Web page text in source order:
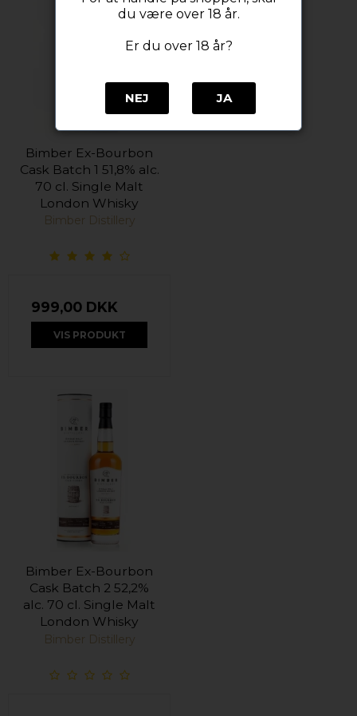
Bimber Ex-Bourbon
Cask Batch 1 51,8% alc.
70 cl. Single Malt
London Whisky
Bimber Distillery
999,00 DKK
VIS PRODUKT
Bimber Ex-Bourbon
Cask Batch 2 52,2%
alc. 70 cl. Single Malt
London Whisky
Bimber Distillery
du være over 18 år.
Er du over 18 år?
NEJ JA